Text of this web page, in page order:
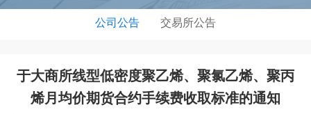
公司公告 交易所公告
于大商所线型低密度聚乙烯、聚氯乙烯、聚丙
烯月均价期货合约手续费收取标准的通知